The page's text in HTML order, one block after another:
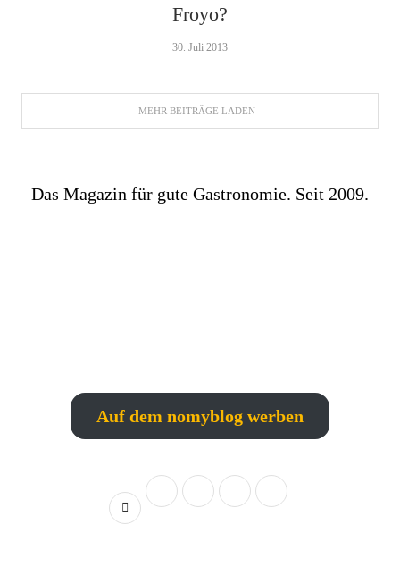
Froyo?
30. Juli 2013
MEHR BEITRÄGE LADEN
Das Magazin für gute Gastronomie. Seit 2009.
Auf dem nomyblog werben